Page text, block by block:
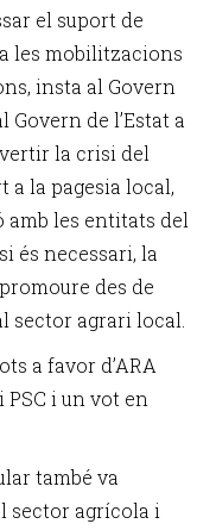
el suport de
les mobilitzacions
insta al Govern
de l’Estat a
la crisi del
a la pagesia local,
amb les entitats del
és necessari, la
des de
sector agrari local.
a favor d’ARA
PSC i un vot en
també va
sector agrícola i